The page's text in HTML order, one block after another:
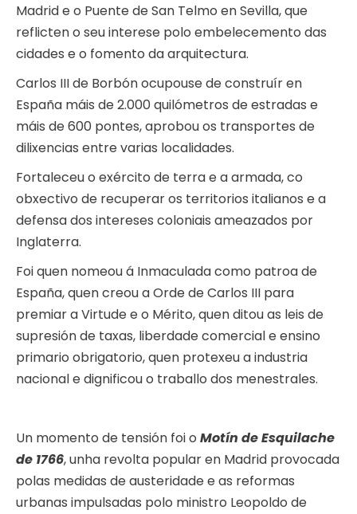
Madrid e o Puente de San Telmo en Sevilla, que
reflicten o seu interese polo embelecemento das
cidades e o fomento da arquitectura.
Carlos III de Borbón ocupouse de construír en
España máis de 2.000 quilómetros de estradas e
máis de 600 pontes, aprobou os transportes de
dilixencias entre varias localidades.
Fortaleceu o exército de terra e a armada, co
obxectivo de recuperar os territorios italianos e a
defensa dos intereses coloniais ameazados por
Inglaterra.
Foi quen nomeou á Inmaculada como patroa de
España, quen creou a Orde de Carlos III para
premiar a Virtude e o Mérito, quen ditou as leis de
supresión de taxas, liberdade comercial e ensino
primario obrigatorio, quen protexeu a industria
nacional e dignificou o traballo dos menestrales.
Un momento de tensión foi o Motín de Esquilache
de 1766, unha revolta popular en Madrid provocada
polas medidas de austeridade e as reformas
urbanas impulsadas polo ministro Leopoldo de